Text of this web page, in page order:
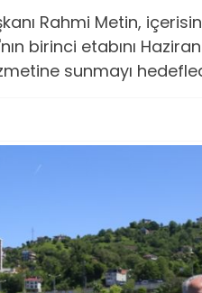
Rahmi Metin,
birinci etabını
sunmayı